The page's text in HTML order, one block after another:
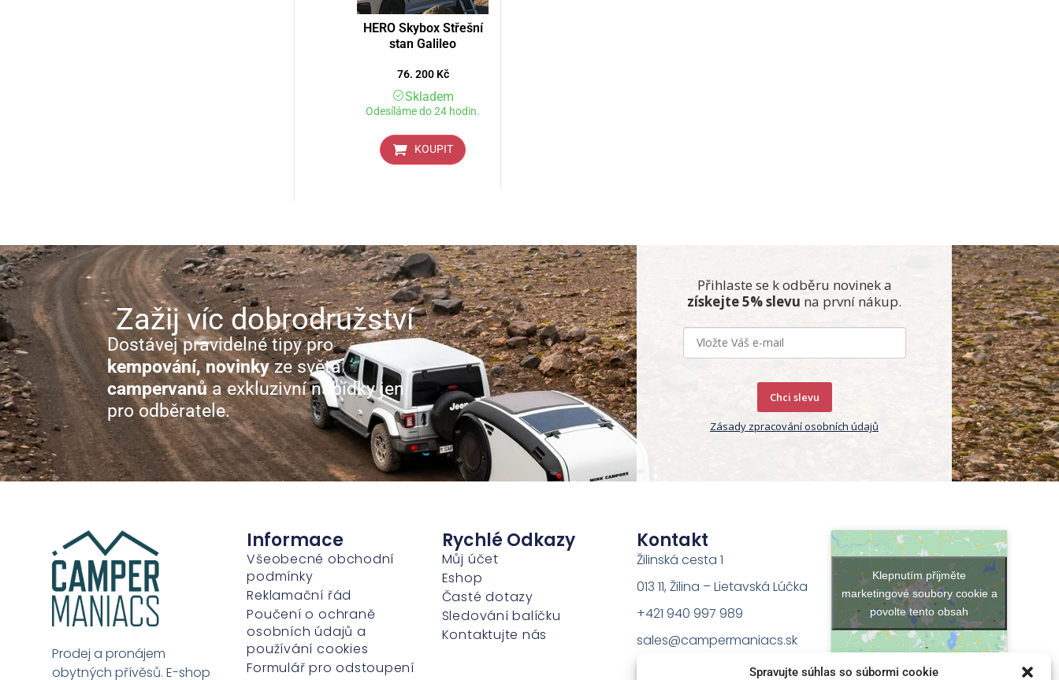
Spravujte súhlas so súbormi cookie
HERO Skybox Střešní
stan Galileo
76. 200 Kč
Skladem
Odesíláme do 24 hodin.
KOUPIT
Zažij víc dobrodružství
Dostávej pravidelné tipy pro
kempování, novinkyze světa
campervanůa exkluzivní nabídky jen
pro odběratele.
Přihlaste se k odběru novinek a
získejte 5% slevu na první nákup.
Chci slevu
Zásady zpracování osobních údajů
Prodej a pronájem
obytných přívěsů. E-shop
Informace
Všeobecné obchodní
podmínky
Reklamační řád
Poučení o ochraně
osobních údajů a
používání cookies
Formulář pro odstoupení
Rychlé Odkazy
Můj účet
Eshop
Časté dotazy
Sledování balíčku
Kontaktujte nás
Kontakt
Žilinská cesta 1
013 11, Žilina – Lietavská Lúčka
+421 940 997 989
sales@campermaniacs.sk
Klepnutím přijměte
marketingové soubory cookie a
povolte tento obsah